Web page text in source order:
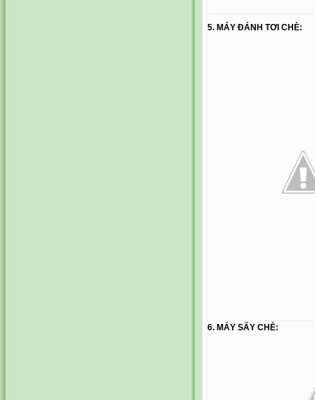
5. MÁY ĐÁNH TƠI CHÈ:
6. MÁY SẤY CHÈ: